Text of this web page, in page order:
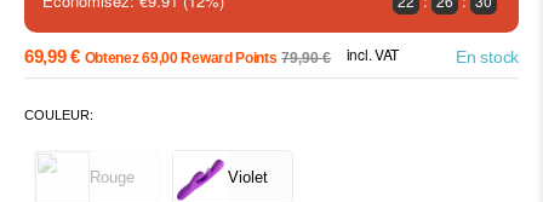
gallery
69,99 € Obtenez 69,00 Reward Points 79,90 € incl. VAT En stock
COULEUR:
Rouge Violet